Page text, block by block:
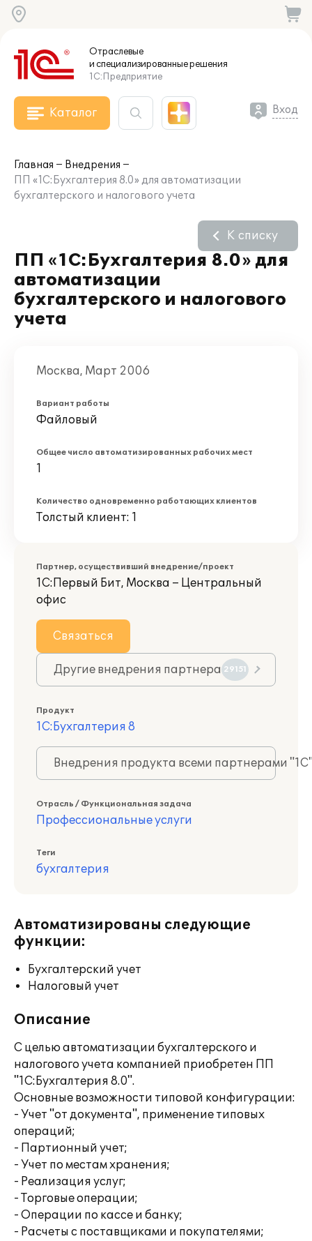
Отраслевые
и специализированныерешения
1С:Предприятие
Каталог Вход
Главная
Внедрения
ПП «1С:Бухгалтерия 8.0» для автоматизации
бухгалтерского и налогового учета
ПП «1С:Бухгалтерия 8.0» для
автоматизации
бухгалтерского и налогового
учета
К списку
Москва, Март 2006
Вариант работы
Файловый
Общее число автоматизированных рабочих мест
1
Количество одновременно работающих клиентов
Толстый клиент: 1
Партнер, осуществивший внедрение/проект
1С:Первый Бит, Москва – Центральный
офис
Связаться
Другие внедрения партнера 29151
Продукт
1С:Бухгалтерия 8
Внедрения продукта всеми партнерами
Отрасль / Функциональная задача
Профессиональные услуги
Теги
бухгалтерия
Автоматизированы следующие
функции:
Бухгалтерский учет
Налоговый учет
Описание
С целью автоматизации бухгалтерского и
налогового учета компанией приобретен ПП
"1С:Бухгалтерия 8.0".
Основные возможности типовой конфигурации:
- Учет "от документа", применение типовых
операций;
- Партионный учет;
- Учет по местам хранения;
- Реализация услуг;
- Торговые операции;
- Операции по кассе и банку;
- Расчеты с поставщиками и покупателями;